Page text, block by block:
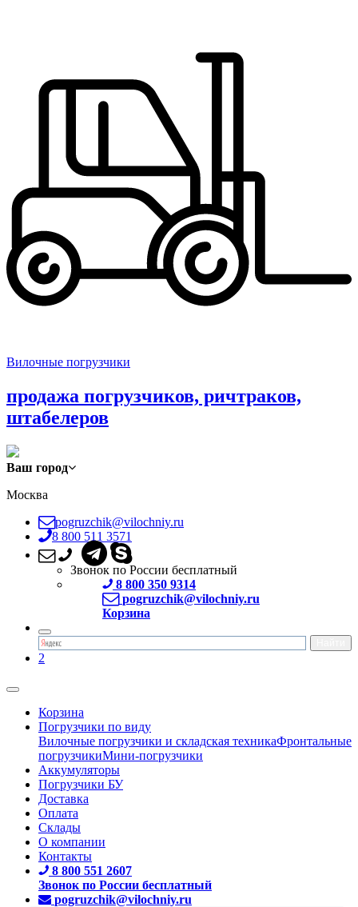
Вилочные погрузчики
продажа погрузчиков, ричтраков,
штабелеров
Ваш город
Москва
pogruzchik@vilochniy.ru
8 800 511 3571
Звонок по России бесплатный
8 800 350 9314
pogruzchik@vilochniy.ru
Корзина
2
Корзина
Погрузчики по виду
Вилочные погрузчики и складская техникаФронтальные
погрузчикиМини-погрузчики
Аккумуляторы
Погрузчики БУ
Доставка
Оплата
Склады
О компании
Контакты
8 800 551 2607
Звонок по России бесплатный
pogruzchik@vilochniy.ru